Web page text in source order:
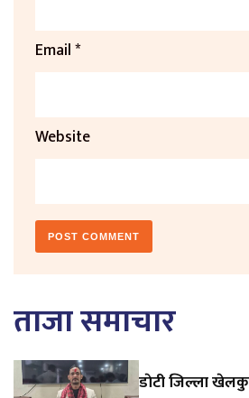
Email*
Website
ताजा समाचार
डाेटी जिल्ला